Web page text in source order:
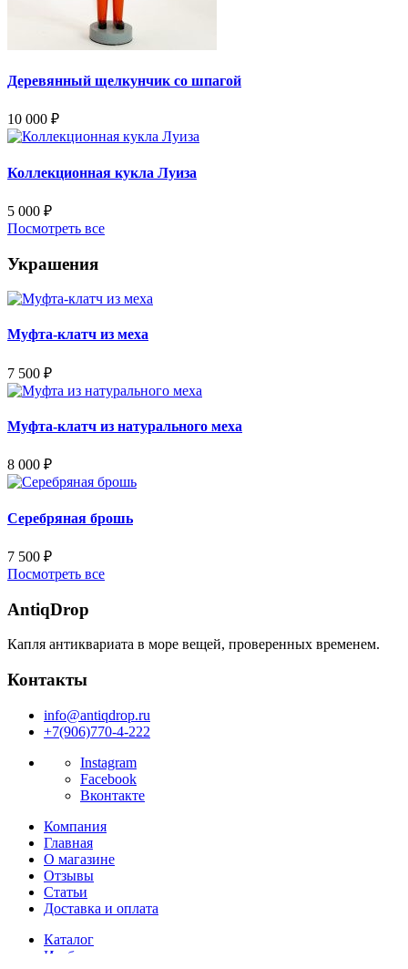
Деревянный щелкунчик со шпагой
10 000 ₽
Коллекционная кукла Луиза
5 000 ₽
Посмотреть все
Украшения
Муфта-клатч из меха
7 500 ₽
Муфта-клатч из натурального меха
8 000 ₽
Серебряная брошь
7 500 ₽
Посмотреть все
AntiqDrop
Капля антиквариата в море вещей, проверенных временем.
Контакты
info@antiqdrop.ru
+7(906)770-4-222
Instagram
Facebook
Вконтакте
Компания
Главная
О магазине
Отзывы
Статьи
Доставка и оплата
Каталог
Изобразительное искусство